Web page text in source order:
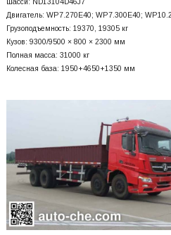
Двигатель: WP7.270E40; WP7.300E40;
Грузоподъемность: 19370, 19305 кг
Кузов: 9300/9500 × 800 × 2300 мм
Полная масса: 31000 кг
Колесная база: 1950+4650+1350 мм